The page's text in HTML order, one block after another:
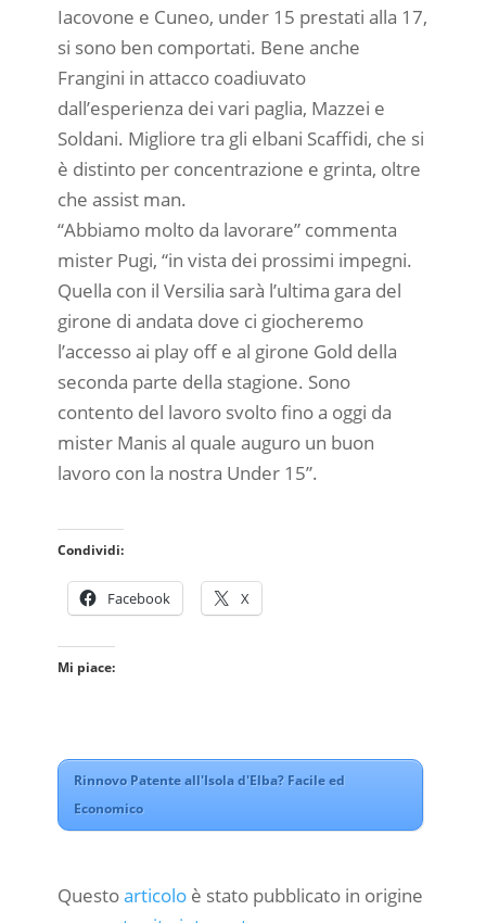
Iacovone e Cuneo, under 15 prestati alla 17,
si sono ben comportati. Bene anche
Frangini in attacco coadiuvato
dall’esperienza dei vari paglia, Mazzei e
Soldani. Migliore tra gli elbani Scaffidi, che si
è distinto per concentrazione e grinta, oltre
che assist man.
“Abbiamo molto da lavorare” commenta
mister Pugi, “in vista dei prossimi impegni.
Quella con il Versilia sarà l’ultima gara del
girone di andata dove ci giocheremo
l’accesso ai play off e al girone Gold della
seconda parte della stagione. Sono
contento del lavoro svolto fino a oggi da
mister Manis al quale auguro un buon
lavoro con la nostra Under 15”.
Condividi:
Facebook X
Mi piace:
Rinnovo Patente all'Isola d'Elba? Facile ed
Economico
Questoarticoloè stato pubblicato in origine